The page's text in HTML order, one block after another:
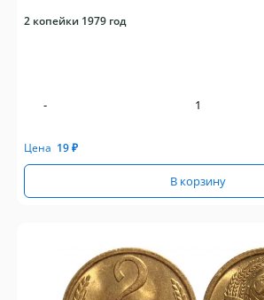
2 копейки 1979 год
-
Цена 19₽
В корзину